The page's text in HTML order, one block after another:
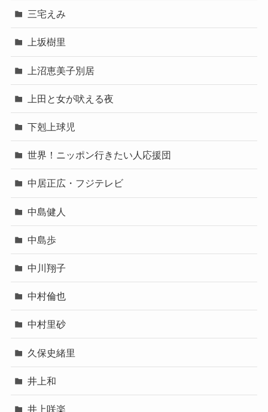
三宅えみ
上坂樹里
上沼恵美子別居
上田と女が吠える夜
下剋上球児
世界！ニッポン行きたい人応援団
中居正広・フジテレビ
中島健人
中島歩
中川翔子
中村倫也
中村里砂
久保史緒里
井上和
井上咲楽